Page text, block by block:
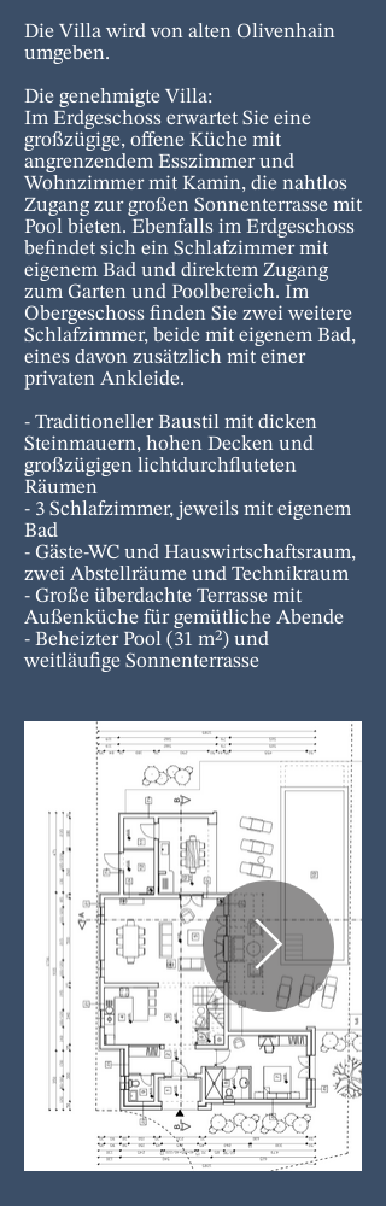
Die Villa wird von alten Olivenhain
umgeben.
Die genehmigte Villa:
Im Erdgeschoss erwartet Sie eine
großzügige, offene Küche mit
angrenzendem Esszimmer und
Wohnzimmer mit Kamin, die nahtlos
Zugang zur großen Sonnenterrasse mit
Pool bieten. Ebenfalls im Erdgeschoss
befindet sich ein Schlafzimmer mit
eigenem Bad und direktem Zugang
zum Garten und Poolbereich. Im
Obergeschoss finden Sie zwei weitere
Schlafzimmer, beide mit eigenem Bad,
eines davon zusätzlich mit einer
privaten Ankleide.
- Traditioneller Baustil mit dicken
Steinmauern, hohen Decken und
großzügigen lichtdurchfluteten
Räumen
- 3 Schlafzimmer, jeweils mit eigenem
Bad
- Gäste-WC und Hauswirtschaftsraum,
zwei Abstellräume und Technikraum
- Große überdachte Terrasse mit
Außenküche für gemütliche Abende
- Beheizter Pool (31 m²) und
weitläufige Sonnenterrasse